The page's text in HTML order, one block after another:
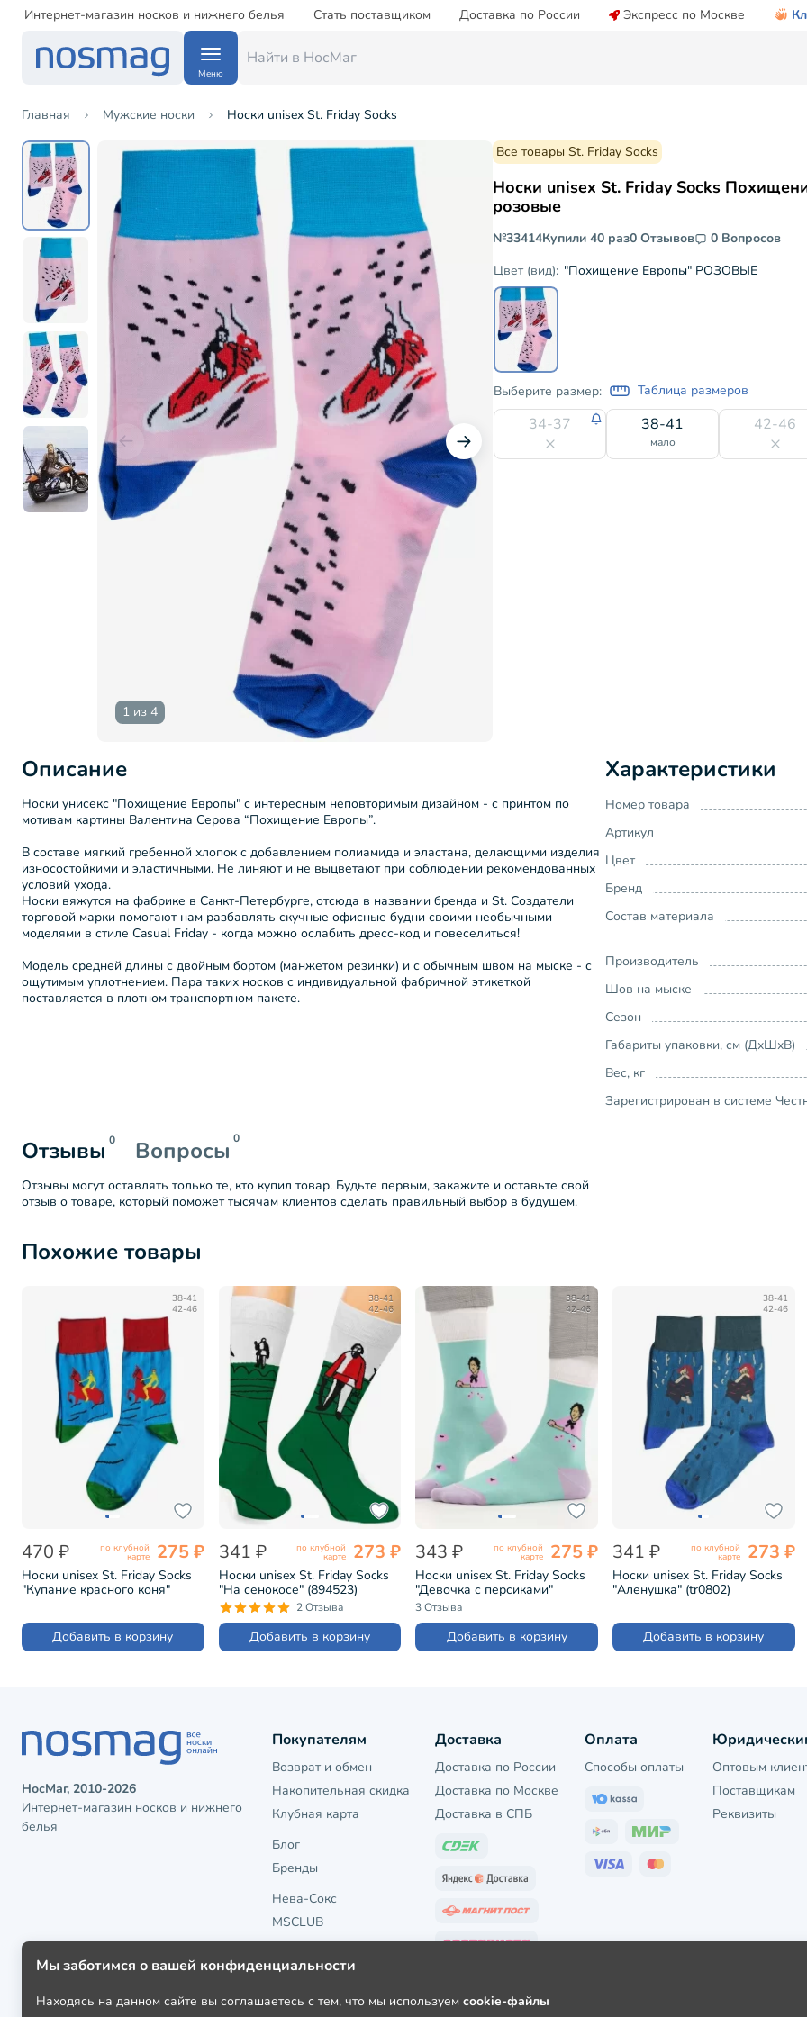
Интернет-магазин носков и нижнего белья Стать поставщиком Доставка по России Экспресс по Москве
Меню
Главная Мужские носки Носки unisex St. Friday Socks
1 из 4
Все товары St. Friday Socks
Носки unisex St. Friday Socks
розовые
№33414Купили 40 раз0 Отзывов
0 Вопросов
Цвет (вид): "Похищение Европы" РОЗОВЫЕ
Выберите размер: Таблица размеров
34-37 38-41
мало
42-46
Описание
Носки унисекс "Похищение Европы" с интересным неповторимым дизайном - с принтом по
мотивам картины Валентина Серова “Похищение Европы”.
В составе мягкий гребенной хлопок с добавлением полиамида и эластана, делающими изделия
износостойкими и эластичными. Не линяют и не выцветают при соблюдении рекомендованных
условий ухода.
Носки вяжутся на фабрике в Санкт-Петербурге, отсюда в названии бренда и St. Создатели
торговой марки помогают нам разбавлять скучные офисные будни своими необычными
моделями в стиле Casual Friday - когда можно ослабить дресс-код и повеселиться!
Модель средней длины с двойным бортом (манжетом резинки) и с обычным швом на мыске - с
ощутимым уплотнением. Пара таких носков с индивидуальной фабричной этикеткой
поставляется в плотном транспортном пакете.
Характеристики
Номер товара
Артикул
Цвет
Бренд
Состав материала
Производитель
Шов на мыске
Сезон
Габариты упаковки, см (ДхШхВ)
Вес, кг
Зарегистрирован в системе
Отзывы 0 Вопросы 0
Отзывы могут оставлять только те, кто купил товар. Будьте первым, закажите и оставьте свой
отзыв о товаре, который поможет тысячам клиентов сделать правильный выбор в будущем.
Похожие товары
38-41
42-46
470 ₽ по клубной
карте 275 ₽
Носки unisex St. Friday Socks
"Купание красного коня"
Добавить в корзину
38-41
42-46
341 ₽ по клубной
карте 273 ₽
Носки unisex St. Friday Socks
"На сенокосе" (894523)
2 Отзыва
Добавить в корзину
38-41
42-46
343 ₽ по клубной
карте 275 ₽
Носки unisex St. Friday Socks
"Девочка с персиками"
(tr0803)
3 Отзыва
Добавить в корзину
38-41
42-46
341 ₽ по клубной
карте 273 ₽
Носки unisex St. Friday Socks
"Аленушка" (tr0802)
Добавить в корзину
НосМаг, 2010-2026
Интернет-магазин носков и нижнего
белья
Покупателям
Возврат и обмен
Накопительная скидка
Клубная карта
Блог
Бренды
Нева-Сокс
MSCLUB
Доставка
Доставка по России
Доставка по Москве
Доставка в СПБ
Оплата
Способы оплаты
Оптовым
Поставщикам
Реквизиты
Мы заботимся о вашей конфиденциальности
Находясь на данном сайте вы соглашаетесь с тем, что мы используем cookie-файлы